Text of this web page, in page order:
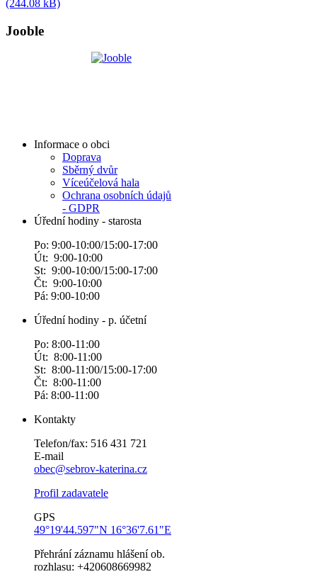
(244.08 kB)
Jooble
Informace o obci
Doprava
Sběrný dvůr
Víceúčelová hala
Ochrana osobních údajů
- GDPR
Úřední hodiny - starosta
Po: 9:00-10:00/15:00-17:00
Út: 9:00-10:00
St: 9:00-10:00/15:00-17:00
Čt: 9:00-10:00
Pá: 9:00-10:00
Úřední hodiny - p. účetní
Po: 8:00-11:00
Út: 8:00-11:00
St: 8:00-11:00/15:00-17:00
Čt: 8:00-11:00
Pá: 8:00-11:00
Kontakty
Telefon/fax: 516 431 721
E-mail
obec@sebrov-katerina.cz
Profil zadavatele
GPS
49°19'44.597"N 16°36'7.61"E
Přehrání záznamu hlášení ob.
rozhlasu: +420608669982